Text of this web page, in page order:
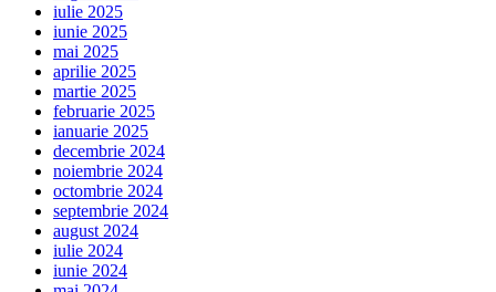
iulie 2025
iunie 2025
mai 2025
aprilie 2025
martie 2025
februarie 2025
ianuarie 2025
decembrie 2024
noiembrie 2024
octombrie 2024
septembrie 2024
august 2024
iulie 2024
iunie 2024